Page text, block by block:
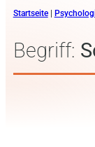
Startseite|
Begriff: